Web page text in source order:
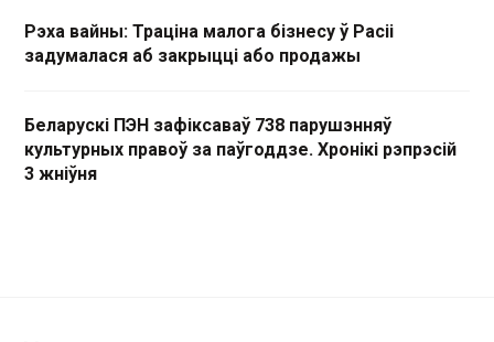
Рэха вайны: Траціна малога бізнесу ў Расіі
задумалася аб закрыцці або продажы
Беларускі ПЭН зафіксаваў 738 парушэнняў
культурных правоў за паўгоддзе. Хронікі рэпрэсій
3 жніўня